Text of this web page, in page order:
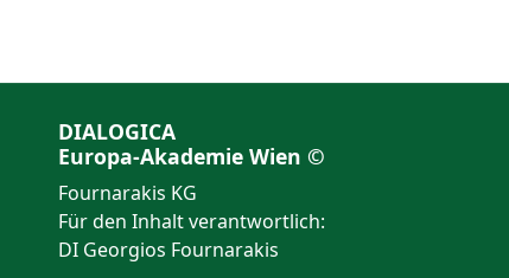
DIALOGICA
Europa-Akademie Wien ©
Fournarakis KG
Für den Inhalt verantwortlich:
DI Georgios Fournarakis